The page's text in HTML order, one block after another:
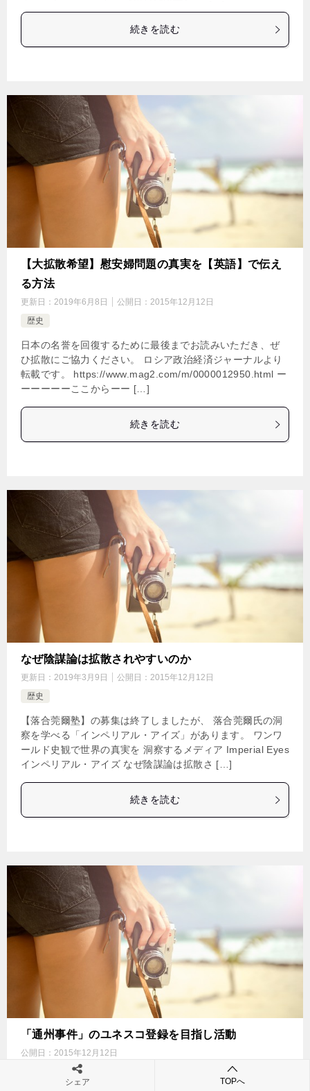
続きを読む
【大拡散希望】慰安婦問題の真実を【英語】で伝え
る方法
更新日： 2019年6月8日 公開日： 2015年12月12日
歴史
日本の名誉を回復するために最後までお読みいただき、ぜ
ひ拡散にご協力ください。 ロシア政治経済ジャーナルより
転載です。 https://www.mag2.com/m/0000012950.html ー
ーーーーーここからーー […]
続きを読む
なぜ陰謀論は拡散されやすいのか
更新日： 2019年3月9日 公開日： 2015年12月12日
歴史
【落合莞爾塾】の募集は終了しましたが、 落合莞爾氏の洞
察を学べる「インペリアル・アイズ」があります。 ワンワ
ールド史観で世界の真実を 洞察するメディア Imperial Eyes
インペリアル・アイズ なぜ陰謀論は拡散さ […]
続きを読む
「通州事件」のユネスコ登録を目指し活動
公開日： 2015年12月12日
シェア TOPへ